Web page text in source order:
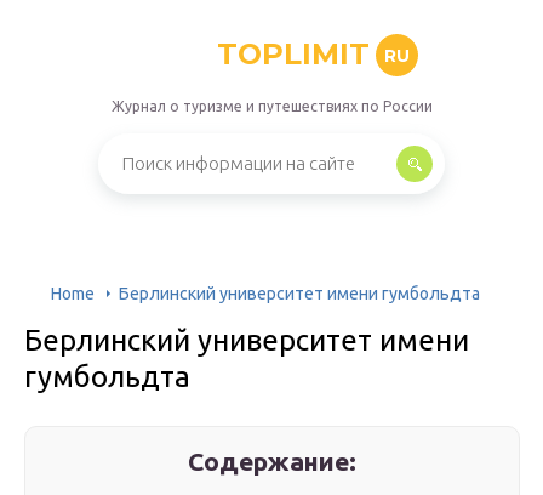
TOPLIMIT RU
Журнал о туризме и путешествиях по России
Home Берлинский университет имени гумбольдта
Берлинский университет имени
гумбольдта
Содержание: